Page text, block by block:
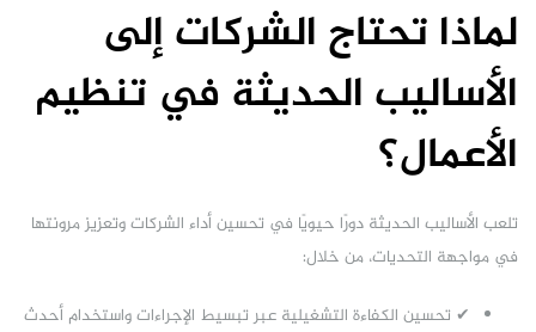
لماذا تحتاج الشركات إلى
الأساليب الحديثة في تنظيم
الأعمال؟
تلعب الأساليب الحديثة دورًا حيويًا في تحسين أداء الشركات وتعزيز مرونتها
في مواجهة التحديات، من خلال:
✔ تحسين الكفاءة التشغيلية عبر تبسيط الإجراءات واستخدام أحدث